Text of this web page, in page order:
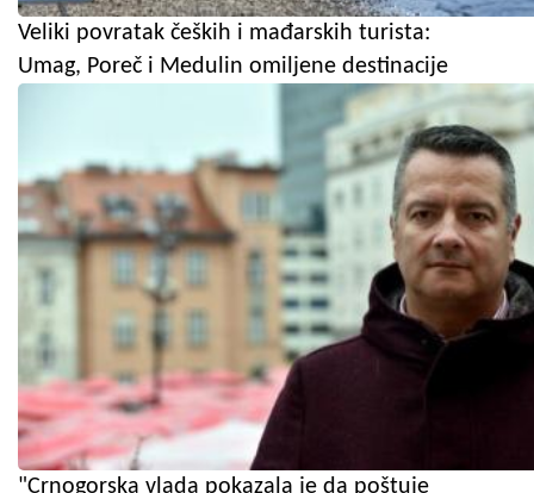
Veliki povratak čeških i mađarskih turista:
Umag, Poreč i Medulin omiljene destinacije
"Crnogorska vlada pokazala je da poštuje